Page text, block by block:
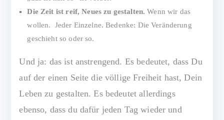
Die Zeit ist reif, Neues zu gestalten. Wenn wir das
wollen. Jeder Einzelne. Bedenke: Die Veränderung
geschieht so oder so.
Und ja: das ist anstrengend. Es bedeutet, dass Du
auf der einen Seite die völlige Freiheit hast, Dein
Leben zu gestalten. Es bedeutet allerdings
ebenso, dass du dafür jeden Tag wieder und